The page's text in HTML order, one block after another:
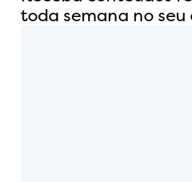
toda semana no